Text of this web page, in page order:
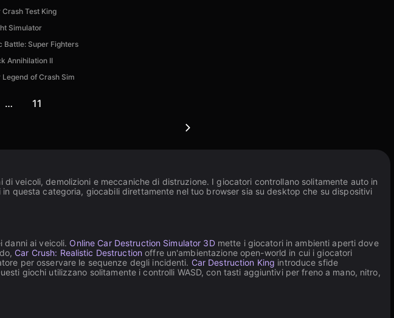
Crash Test King
Simulator
Battle: Super Fighters
Annihilation II
Legend of Crash Sim
… 11
veicoli, demolizioni e meccaniche di distruzione. I giocatori controllano solitamente auto in
questa categoria, giocabili direttamente nel tuo browser sia su desktop che su dispositivi
danni ai veicoli. Online Car Destruction Simulator 3Dmette i giocatori in ambienti aperti dove
Car Crush: Realistic Destruction offre un'ambientazione open-world in cui i giocatori
per osservare le sequenze degli incidenti. Car Destruction King introduce sfide
giochi utilizzano solitamente i controlli WASD, con tasti aggiuntivi per freno a mano, nitro,